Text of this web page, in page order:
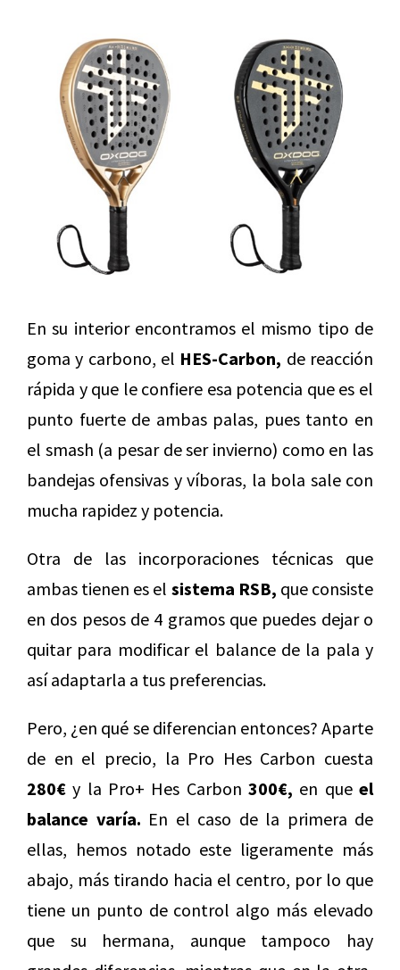
En su interior encontramos el mismo tipo de
goma y carbono, el HES-Carbon, de reacción
rápida y que le confiere esa potencia que es el
punto fuerte de ambas palas, pues tanto en
el smash (a pesar de ser invierno) como en las
bandejas ofensivas y víboras, la bola sale con
mucha rapidez y potencia.
Otra de las incorporaciones técnicas que
ambas tienen es el sistema RSB, que consiste
en dos pesos de 4 gramos que puedes dejar o
quitar para modificar el balance de la pala y
así adaptarla a tus preferencias.
Pero, ¿en qué se diferencian entonces? Aparte
de en el precio, la Pro Hes Carbon cuesta
280€ y la Pro+ Hes Carbon 300€, en que el
balance varía. En el caso de la primera de
ellas, hemos notado este ligeramente más
abajo, más tirando hacia el centro, por lo que
tiene un punto de control algo más elevado
que su hermana, aunque tampoco hay